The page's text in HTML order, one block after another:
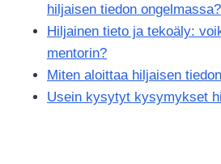
hiljaisen tiedon ongelmassa?
Hiljainen tieto ja tekoäly:
mentorin?
Miten aloittaa hiljaisen
Usein kysytyt kysymykset